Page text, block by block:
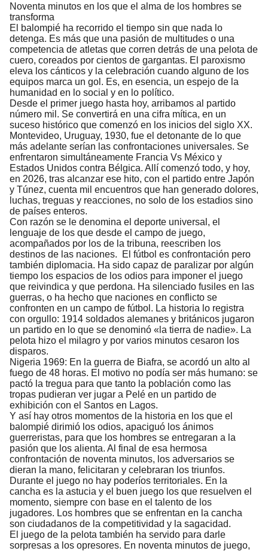
Noventa minutos en los que el alma de los hombres se
transforma
El balompié ha recorrido el tiempo sin que nada lo
detenga. Es más que una pasión de multitudes o una
competencia de atletas que corren detrás de una pelota de
cuero, coreados por cientos de gargantas. El paroxismo
eleva los cánticos y la celebración cuando alguno de los
equipos marca un gol. Es, en esencia, un espejo de la
humanidad en lo social y en lo político.
Desde el primer juego hasta hoy, arribamos al partido
número mil. Se convertirá en una cifra mítica, en un
suceso histórico que comenzó en los inicios del siglo XX.
Montevideo, Uruguay, 1930, fue el detonante de lo que
más adelante serían las confrontaciones universales. Se
enfrentaron simultáneamente Francia Vs México y
Estados Unidos contra Bélgica. Allí comenzó todo, y hoy,
en 2026, tras alcanzar ese hito, con el partido entre Japón
y Túnez, cuenta mil encuentros que han generado dolores,
luchas, treguas y reacciones, no solo de los estadios sino
de países enteros.
Con razón se le denomina el deporte universal, el
lenguaje de los que desde el campo de juego,
acompañados por los de la tribuna, reescriben los
destinos de las naciones.
El fútbol es confrontación pero
también diplomacia. Ha sido capaz de paralizar por algún
tiempo los espacios de los odios para imponer el juego
que reivindica y que perdona. Ha silenciado fusiles en las
guerras, o ha hecho que naciones en conflicto se
confronten en un campo de fútbol. La historia lo registra
con orgullo: 1914 soldados alemanes y británicos jugaron
un partido en lo que se denominó «la tierra de nadie». La
pelota hizo el milagro y por varios minutos cesaron los
disparos.
Nigeria 1969: En la guerra de Biafra, se acordó un alto al
fuego de 48 horas. El motivo no podía ser más humano: se
pactó la tregua para que tanto la población como las
tropas pudieran ver jugar a Pelé en un partido de
exhibición con el Santos en Lagos.
Y así hay otros momentos de la historia en los que el
balompié dirimió los odios, apaciguó los ánimos
guerreristas, para que los hombres se entregaran a la
pasión que los alienta. Al final de esa hermosa
confrontación de noventa minutos, los adversarios se
dieran la mano, felicitaran y celebraran los triunfos.
Durante el juego no hay poderíos territoriales. En la
cancha es la astucia y el buen juego los que resuelven el
momento, siempre con base en el talento de los
jugadores. Los hombres que se enfrentan en la cancha
son ciudadanos de la competitividad y la sagacidad.
El juego de la pelota también ha servido para darle
sorpresas a los opresores. En noventa minutos de juego,